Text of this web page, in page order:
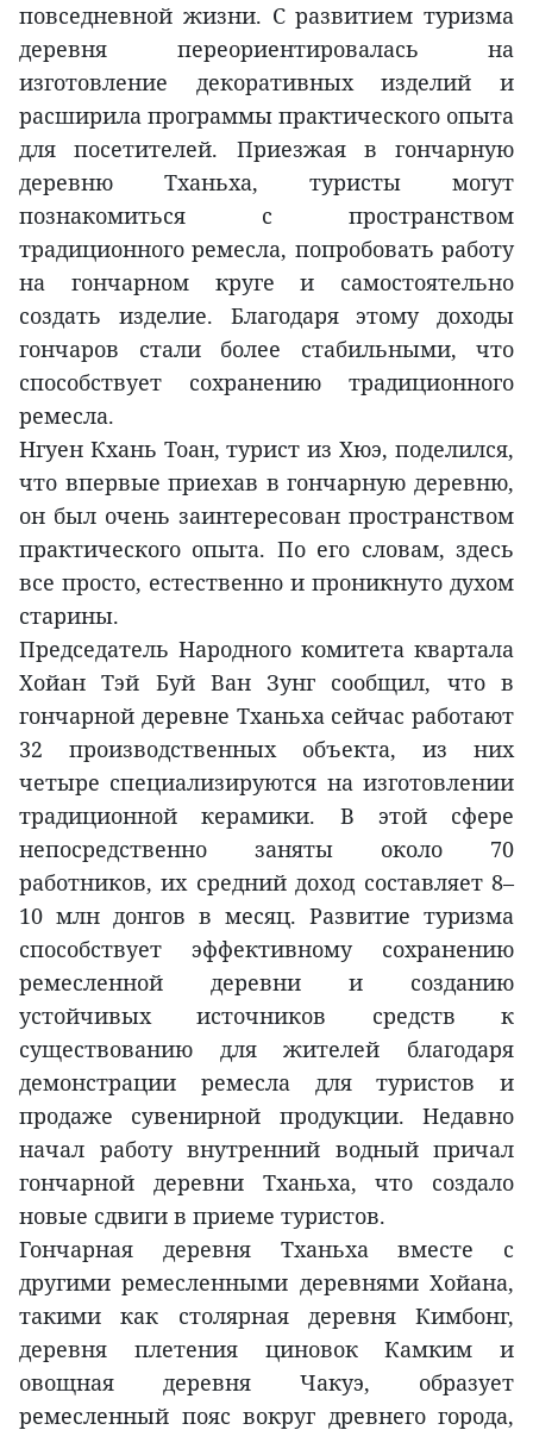
повседневной жизни. С развитием туризма
деревня переориентировалась на
изготовление декоративных изделий и
расширила программы практического опыта
для посетителей. Приезжая в гончарную
деревню Тханьха, туристы могут
познакомиться с пространством
традиционного ремесла, попробовать работу
на гончарном круге и самостоятельно
создать изделие. Благодаря этому доходы
гончаров стали более стабильными, что
способствует сохранению традиционного
ремесла.
Нгуен Кхань Тоан, турист из Хюэ, поделился,
что впервые приехав в гончарную деревню,
он был очень заинтересован пространством
практического опыта. По его словам, здесь
все просто, естественно и проникнуто духом
старины.
Председатель Народного комитета квартала
Хойан Тэй Буй Ван Зунг сообщил, что в
гончарной деревне Тханьха сейчас работают
32 производственных объекта, из них
четыре специализируются на изготовлении
традиционной керамики. В этой сфере
непосредственно заняты около 70
работников, их средний доход составляет 8–
10 млн донгов в месяц. Развитие туризма
способствует эффективному сохранению
ремесленной деревни и созданию
устойчивых источников средств к
существованию для жителей благодаря
демонстрации ремесла для туристов и
продаже сувенирной продукции. Недавно
начал работу внутренний водный причал
гончарной деревни Тханьха, что создало
новые сдвиги в приеме туристов.
Гончарная деревня Тханьха вместе с
другими ремесленными деревнями Хойана,
такими как столярная деревня Кимбонг,
деревня плетения циновок Камким и
овощная деревня Чакуэ, образует
ремесленный пояс вокруг древнего города,